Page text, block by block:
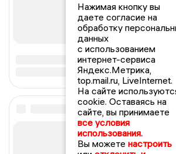
Нажимая кнопку вы
даете согласие на
обработку
данных
с использованием
интернет-сервиса
Яндекс.Метрика,
top.mail.ru, LiveInternet.
На сайте
cookie. Оставаясь на
сайте, вы принимаете
все условия
использования.
Вы можете настроить